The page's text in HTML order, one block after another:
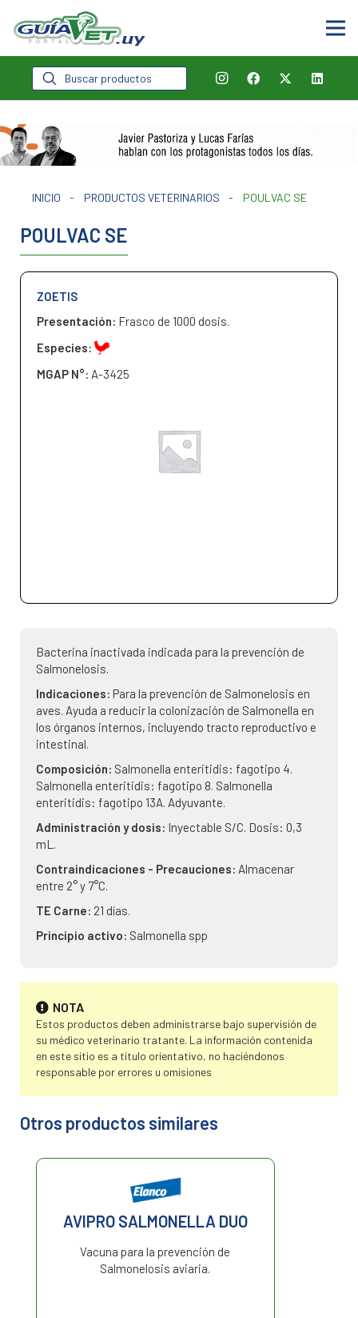
Búsqueda
de
productos
INICIO - PRODUCTOS VETERINARIOS - POULVAC SE
POULVAC SE
ZOETIS
Presentación: Frasco de 1000 dosis.
Especies:
MGAP N°: A-3425
Bacterina inactivada indicada para la prevención de
Salmonelosis.
Indicaciones: Para la prevención de Salmonelosis en
aves. Ayuda a reducir la colonización de Salmonella en
los órganos internos, incluyendo tracto reproductivo e
intestinal.
Composición: Salmonella enteritidis: fagotipo 4.
Salmonella enteritidis: fagotipo 8. Salmonella
enteritidis: fagotipo 13A. Adyuvante.
Administración y dosis: Inyectable S/C. Dosis: 0,3
mL.
Contraindicaciones - Precauciones: Almacenar
entre 2° y 7°C.
TE Carne: 21 días.
Principio activo: Salmonella spp
NOTA
Estos productos deben administrarse bajo supervisión de
su médico veterinario tratante. La información contenida
en este sitio es a título orientativo, no haciéndonos
responsable por errores u omisiones
Otros productos similares
AVIPRO SALMONELLA DUO
Vacuna para la prevención de
Salmonelosis aviaria.